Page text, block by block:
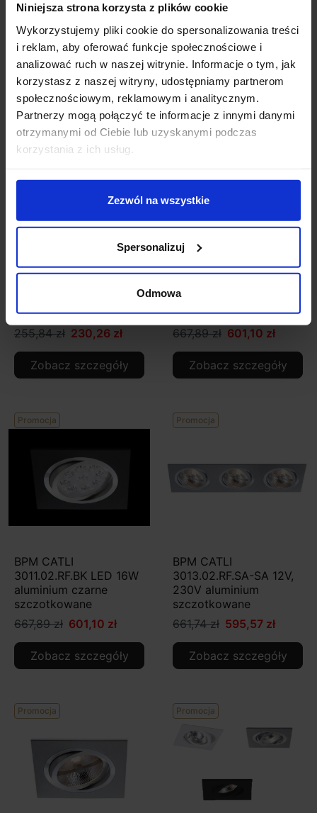
Niniejsza strona korzysta z plików cookie
Wykorzystujemy pliki cookie do spersonalizowania treści
i reklam, aby oferować funkcje społecznościowe i
analizować ruch w naszej witrynie. Informacje o tym, jak
korzystasz z naszej witryny, udostępniamy partnerom
społecznościowym, reklamowym i analitycznym.
Partnerzy mogą połączyć te informacje z innymi danymi
otrzymanymi od Ciebie lub uzyskanymi podczas
korzystania z ich usług.
Zezwól na wszystkie
Spersonalizuj
Odmowa
szczotkowana
667,89 zł 601,10 zł
Zobacz szczegóły
230V aluminium
255,84 zł 230,26 zł
Zobacz szczegóły
Promocja
BPM CATLI
255,84 zł 230,26 zł
Zobacz szczegóły
Promocja
BPM CATLI
16W biała 3000K,
4000K
667,89 zł 601,10 zł
Zobacz szczegóły
Promocja
BPM CATLI
3011.02.RF.BK LED 16W
aluminium czarne
szczotkowane
667,89 zł 601,10 zł
Zobacz szczegóły
Promocja
BPM CATLI
3013.02.RF.SA-SA 12V,
230V aluminium
szczotkowane
661,74 zł 595,57 zł
Zobacz szczegóły
Promocja Promocja